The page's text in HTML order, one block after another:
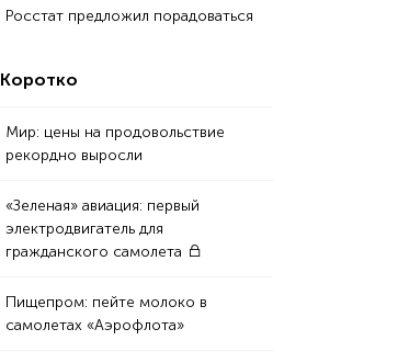
Росстат предложил порадоваться
Коротко
Мир: цены на продовольствие
рекордно выросли
«Зеленая» авиация: первый
электродвигатель для
гражданского самолета
Пищепром: пейте молоко в
самолетах «Аэрофлота»